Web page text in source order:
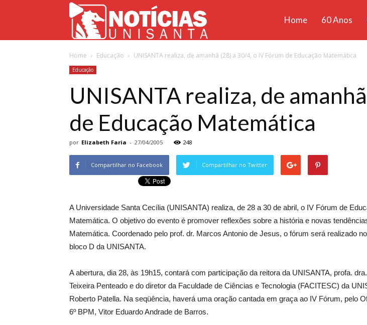
Unisanta
Home 60 Anos
Home Educação UNISANTA realiza, de amanhã (28) a 30/4, o IV Fórum de Educação Matemática
Educação
UNISANTA realiza, de
de Educação Matemática
por Elizabeth Faria - 27/04/2005 248
Compartilhar no Facebook Compartilhar no Twitter
A Universidade Santa Cecília (UNISANTA) realiza, de 28 a 30 de abril, o IV Fórum de
Matemática. O objetivo do evento é promover reflexões sobre a história e novas
Matemática. Coordenado pelo prof. dr. Marcos Antonio de Jesus, o fórum será realizado
bloco D da UNISANTA.
A abertura, dia 28, às 19h15, contará com participação da reitora da UNISANTA, profa.
Teixeira Penteado e do diretor da Faculdade de Ciências e Tecnologia (FACITESC) da
Roberto Patella. Na seqüência, haverá uma oração cantada em graça ao IV Fórum, pelo
6º BPM, Vitor Eduardo Andrade de Barros.